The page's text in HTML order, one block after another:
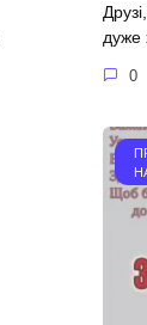
дуже
0